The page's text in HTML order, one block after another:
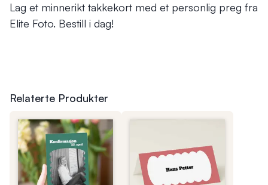
Lag et minnerikt takkekort med et personlig preg fra
Elite Foto. Bestill i dag!
Relaterte Produkter